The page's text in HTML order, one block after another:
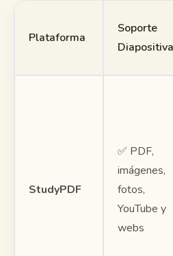
Plataforma
Soporte
StudyPDF
✅ PDF,
imágenes,
fotos,
YouTube y
webs